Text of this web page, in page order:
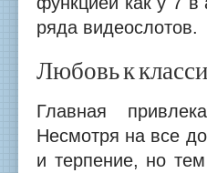
ряда видеослотов.
Любовь к
Главная
Несмотря на все
и терпение, но